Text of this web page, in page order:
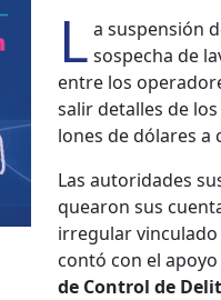
L a sus­pen­sión
sospecha de
entre los
salir detalles de
lones de dólares a
Las autori­dades
quearon sus
irreg­u­lar
con­tó con el apoyo
de Con­trol de